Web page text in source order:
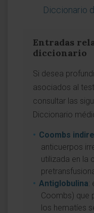
Diccionario
Entradas
diccionario
Si desea
asociados al
consultar las
Diccionario
Coombs
anticuerpos
utilizada en la
Antiglobulina:
Coombs) que
los hematíes